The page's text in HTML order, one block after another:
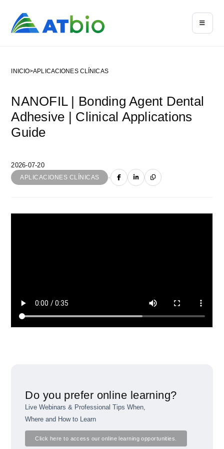
INICIO>APLICACIONES CLÍNICAS
NANOFIL | Bonding Agent Dental
Adhesive | Clinical Applications
Guide
2026-07-20
APLICACIONES CLÍNICAS ·
Do you prefer online learning?
Live Webinars & Professional Tips When,
Where and How to Learn
Click here to access our online learning opportunities.